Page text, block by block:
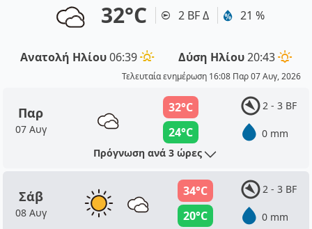
32°C 2 BF Δ 21 %
Ανατολή Ηλίου06:39 Δύση Ηλίου20:43
Τελευταία ενημέρωση 16:08 Παρ 07 Αυγ, 2026
Παρ
07 Αυγ
32°C
24°C
2 - 3 BF
0 mm
Πρόγνωση ανά 3 ώρες
Σάβ
08 Αυγ
34°C
20°C
2 - 3 BF
0 mm